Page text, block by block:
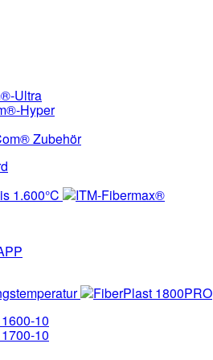
Ultra
Hyper
Zubehör
1.600°C
ITM-Fibermax®
FiberPlast 1800PRO
10
10